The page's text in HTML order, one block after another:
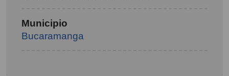
Municipio
Bucaramanga